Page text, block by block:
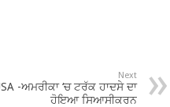
Next
-ਅਮਰੀਕਾ ‘ਚ ਟਰੱਕ ਹਾਦਸੇ ਦਾ
ਹੋਇਆ ਸਿਆਸੀਕਰਨ